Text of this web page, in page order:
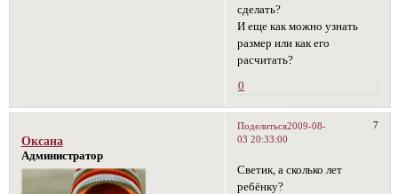
сделать?
И еще как можно узнать
размер или как его
расчитать?
0
Поделиться 7
2009-08-
03 20:33:00
Оксана
Администратор
Светик, а сколько лет
ребёнку?